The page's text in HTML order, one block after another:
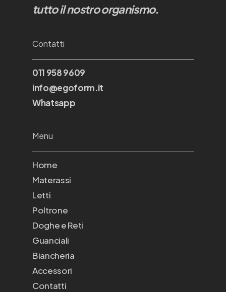
tutto il nostro organismo.
Contatti
011 958 9609
info@egoform.it
Whatsapp
Menu
Home
Materassi
Letti
Poltrone
Doghe e Reti
Guanciali
Biancheria
Accessori
Contatti